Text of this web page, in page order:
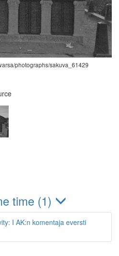
photographs/sakuva_61429
time (1)
I AK:n komentaja eversti